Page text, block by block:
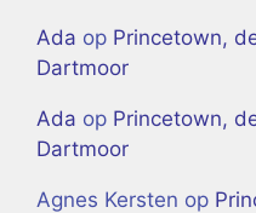
Ada op Princetown,
Dartmoor
Ada op Princetown,
Dartmoor
Agnes Kersten op